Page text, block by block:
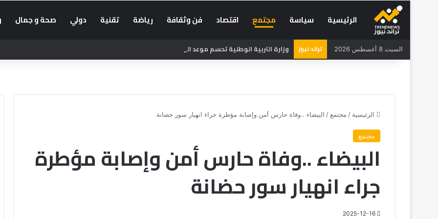
الرئيسية سياسة مجتمع اقتصاد فن وثقافة رياضة تقنية دولي صحة و جمال
السبت 8 أغسطس 2026 تراند نيوز وزارة التربية الوطنية تحسم موعد الدخول المدرسي 2026-2027
الرئيسية / مجتمع / البيضاء ..وفاة حارس أمن وإصابة مؤطرة جراء انهيار سور حضانة
مجتمع
البيضاء ..وفاة حارس أمن وإصابة مؤطرة
جراء انهيار سور حضانة
2025-12-16